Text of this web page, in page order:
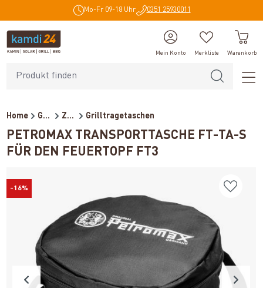
Mo-Fr 09-18 Uhr 0351 25930011
Mein Konto Merkliste Warenkorb
Home Grillzubehör Zubehör Grilltragetaschen
PETROMAX TRANSPORTTASCHE FT-TA-S
FÜR DEN FEUERTOPF FT3
-16%